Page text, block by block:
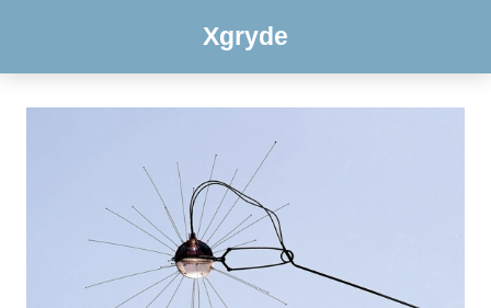
Xgryde